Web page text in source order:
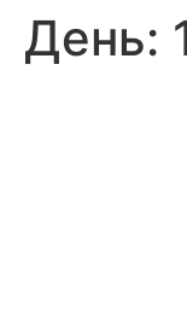
День: